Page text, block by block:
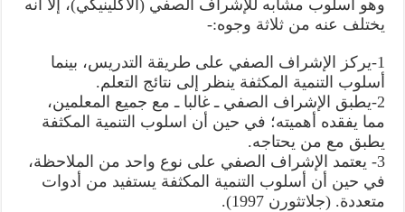
وهو أسلوب مشابه للإشراف الصفي (الاكلينيكي)، إلا أنه
يختلف عنه من ثلاثة وجوه:-
1-يركز الإشراف الصفي على طريقة التدريس، بينما
أسلوب التنمية المكثفة ينظر إلى نتائج التعلم.
2-يطبق الإشراف الصفي ـ غالبا ـ مع جميع المعلمين،
مما يفقده أهميته؛ في حين أن اسلوب التنمية المكثفة
يطبق مع من يحتاجه.
3- يعتمد الإشراف الصفي على نوع واحد من الملاحظة،
في حين أن أسلوب التنمية المكثفة يستفيد من أدوات
متعددة. (جلاتثورن 1997).